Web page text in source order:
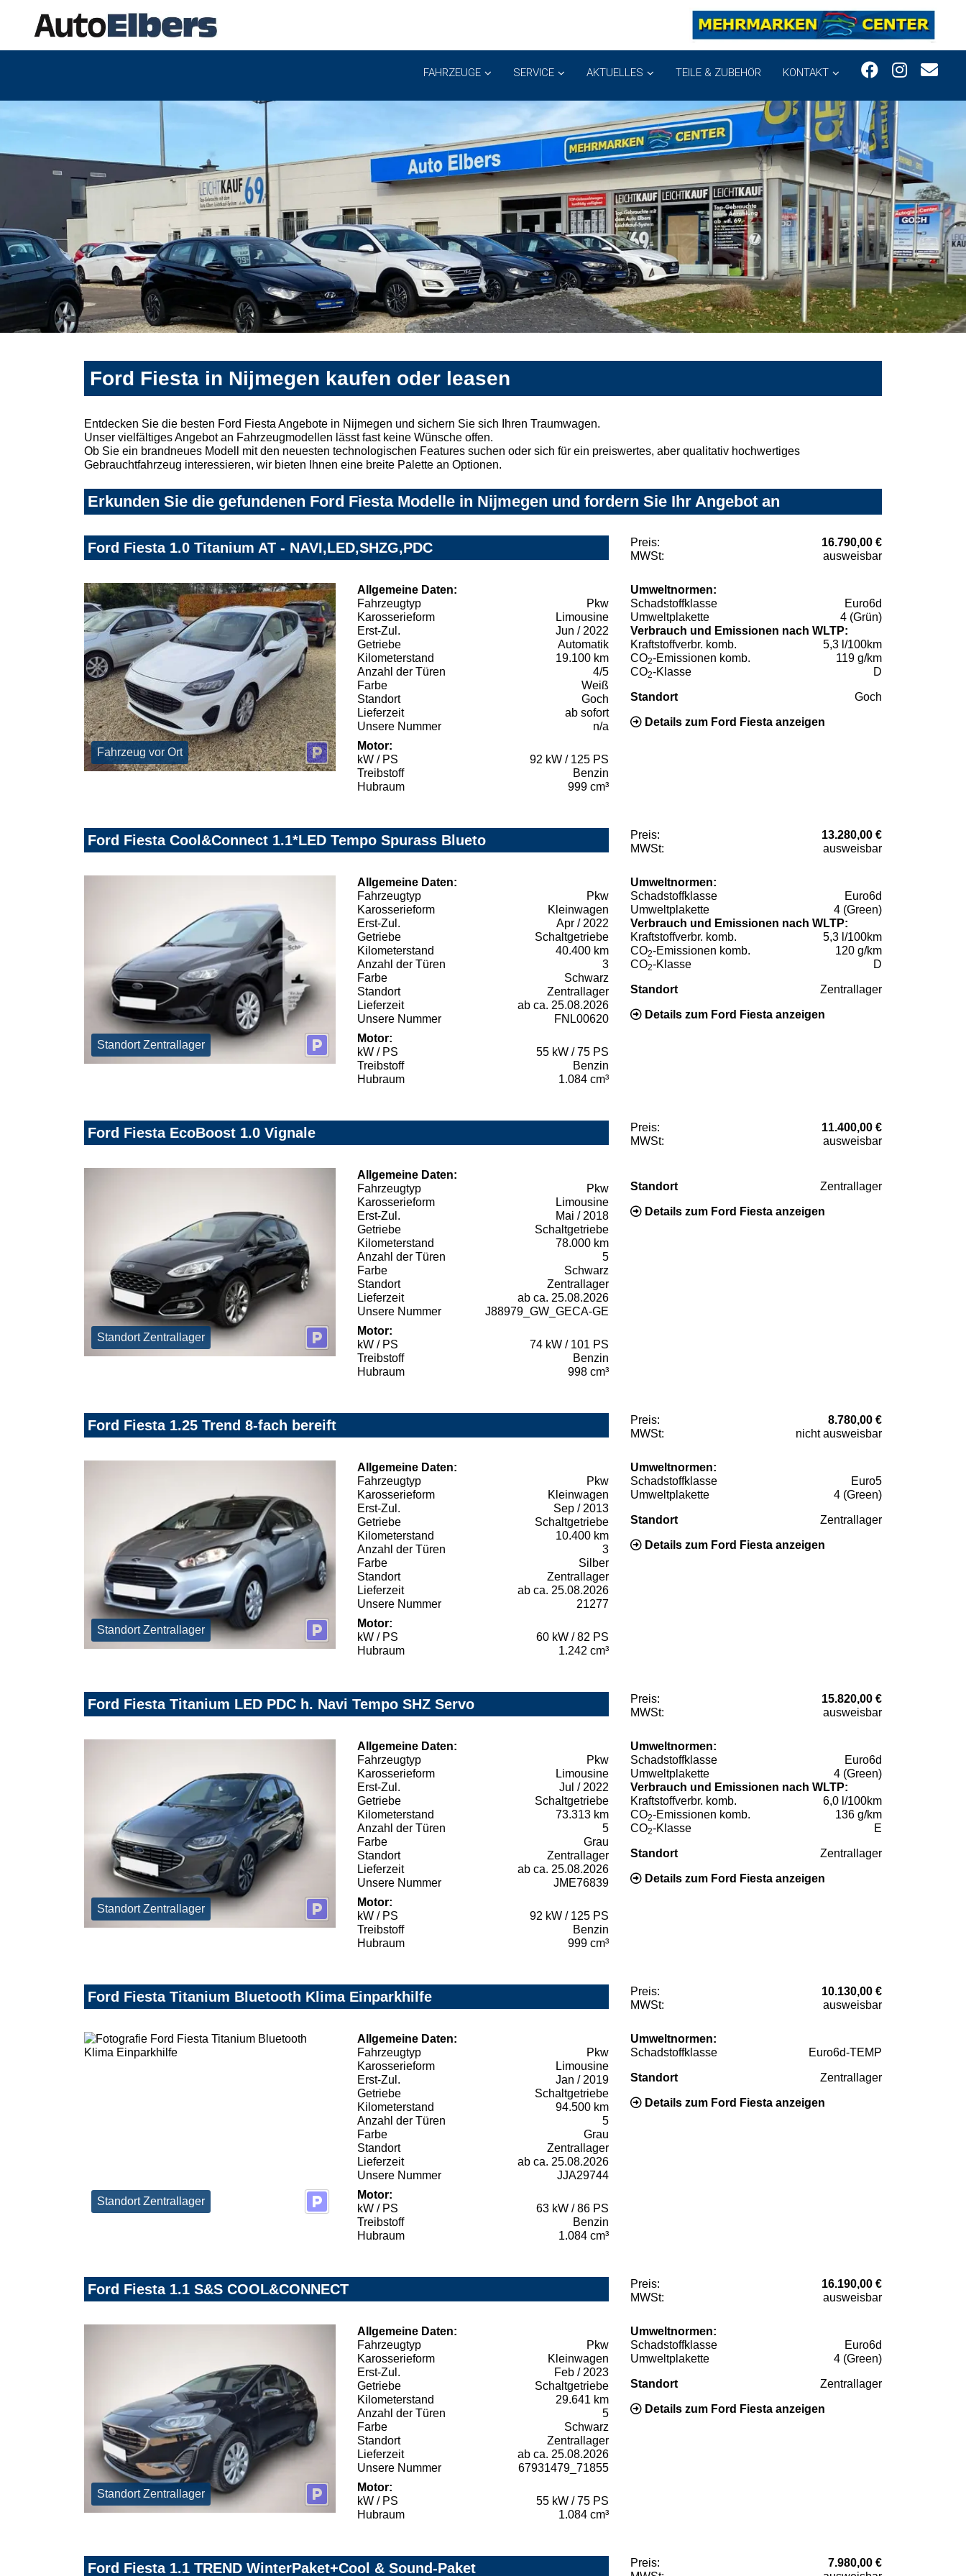
FAHRZEUGE SERVICE AKTUELLES TEILE & ZUBEHÖR KONTAKT
Ford Fiesta in Nijmegen kaufen oder leasen
Entdecken Sie die besten Ford Fiesta Angebote in Nijmegen und sichern Sie sich Ihren Traumwagen.
Unser vielfältiges Angebot an Fahrzeugmodellen lässt fast keine Wünsche offen.
Ob Sie ein brandneues Modell mit den neuesten technologischen Features suchen oder sich für ein preiswertes, aber qualitativ hochwertiges
Gebrauchtfahrzeug interessieren, wir bieten Ihnen eine breite Palette an Optionen.
Erkunden Sie die gefundenen Ford Fiesta Modelle in Nijmegen und fordern Sie Ihr Angebot an
Ford Fiesta 1.0 Titanium AT - NAVI,LED,SHZG,PDC Preis:
16.790,00 €
MWSt:
ausweisbar
Fahrzeug vor Ort
Allgemeine Daten:
Fahrzeugtyp
Pkw
Karosserieform
Limousine
Erst-Zul.
Jun / 2022
Getriebe
Automatik
Kilometerstand
19.100 km
Anzahl der Türen
4/5
Farbe
Weiß
Standort
Goch
Lieferzeit
ab sofort
Unsere Nummer
n/a
Motor:
kW / PS
92 kW / 125 PS
Treibstoff
Benzin
Hubraum
999 cm³
Umweltnormen:
Schadstoffklasse
Euro6d
Umweltplakette
4 (Grün)
Verbrauch und Emissionen nach WLTP:
Kraftstoffverbr. komb.
5,3 l/100km
CO2-Emissionen komb.
119 g/km
CO2-Klasse D
Standort Goch
Details zum Ford Fiesta anzeigen
Ford Fiesta Cool&Connect 1.1*LED Tempo Spurass Blueto Preis:
13.280,00 €
MWSt:
ausweisbar
Standort Zentrallager
Allgemeine Daten:
Fahrzeugtyp
Pkw
Karosserieform
Kleinwagen
Erst-Zul.
Apr / 2022
Getriebe
Schaltgetriebe
Kilometerstand
40.400 km
Anzahl der Türen
3
Farbe
Schwarz
Standort
Zentrallager
Lieferzeit
ab ca. 25.08.2026
Unsere Nummer
FNL00620
Motor:
kW / PS
55 kW / 75 PS
Treibstoff
Benzin
Hubraum
1.084 cm³
Umweltnormen:
Schadstoffklasse
Euro6d
Umweltplakette
4 (Green)
Verbrauch und Emissionen nach WLTP:
Kraftstoffverbr. komb.
5,3 l/100km
CO2-Emissionen komb.
120 g/km
CO2-Klasse D
Standort Zentrallager
Details zum Ford Fiesta anzeigen
Ford Fiesta EcoBoost 1.0 Vignale Preis:
11.400,00 €
MWSt:
ausweisbar
Standort Zentrallager
Allgemeine Daten:
Fahrzeugtyp
Pkw
Karosserieform
Limousine
Erst-Zul.
Mai / 2018
Getriebe
Schaltgetriebe
Kilometerstand
78.000 km
Anzahl der Türen
5
Farbe
Schwarz
Standort
Zentrallager
Lieferzeit
ab ca. 25.08.2026
Unsere Nummer
J88979_GW_GECA-GE
Motor:
kW / PS
74 kW / 101 PS
Treibstoff
Benzin
Hubraum
998 cm³
Standort Zentrallager
Details zum Ford Fiesta anzeigen
Ford Fiesta 1.25 Trend 8-fach bereift Preis:
8.780,00 €
MWSt:
nicht ausweisbar
Standort Zentrallager
Allgemeine Daten:
Fahrzeugtyp
Pkw
Karosserieform
Kleinwagen
Erst-Zul.
Sep / 2013
Getriebe
Schaltgetriebe
Kilometerstand
10.400 km
Anzahl der Türen
3
Farbe
Silber
Standort
Zentrallager
Lieferzeit
ab ca. 25.08.2026
Unsere Nummer
21277
Motor:
kW / PS
60 kW / 82 PS
Hubraum
1.242 cm³
Umweltnormen:
Schadstoffklasse
Euro5
Umweltplakette
4 (Green)
Standort Zentrallager
Details zum Ford Fiesta anzeigen
Ford Fiesta Titanium LED PDC h. Navi Tempo SHZ Servo Preis:
15.820,00 €
MWSt:
ausweisbar
Standort Zentrallager
Allgemeine Daten:
Fahrzeugtyp
Pkw
Karosserieform
Limousine
Erst-Zul.
Jul / 2022
Getriebe
Schaltgetriebe
Kilometerstand
73.313 km
Anzahl der Türen
5
Farbe
Grau
Standort
Zentrallager
Lieferzeit
ab ca. 25.08.2026
Unsere Nummer
JME76839
Motor:
kW / PS
92 kW / 125 PS
Treibstoff
Benzin
Hubraum
999 cm³
Umweltnormen:
Schadstoffklasse
Euro6d
Umweltplakette
4 (Green)
Verbrauch und Emissionen nach WLTP:
Kraftstoffverbr. komb.
6,0 l/100km
CO2-Emissionen komb.
136 g/km
CO2-Klasse E
Standort Zentrallager
Details zum Ford Fiesta anzeigen
Ford Fiesta Titanium Bluetooth Klima Einparkhilfe Preis:
10.130,00 €
MWSt:
ausweisbar
Standort Zentrallager
Allgemeine Daten:
Fahrzeugtyp
Pkw
Karosserieform
Limousine
Erst-Zul.
Jan / 2019
Getriebe
Schaltgetriebe
Kilometerstand
94.500 km
Anzahl der Türen
5
Farbe
Grau
Standort
Zentrallager
Lieferzeit
ab ca. 25.08.2026
Unsere Nummer
JJA29744
Motor:
kW / PS
63 kW / 86 PS
Treibstoff
Benzin
Hubraum
1.084 cm³
Umweltnormen:
Schadstoffklasse
Euro6d-TEMP
Standort Zentrallager
Details zum Ford Fiesta anzeigen
Ford Fiesta 1.1 S&S COOL&CONNECT Preis:
16.190,00 €
MWSt:
ausweisbar
Standort Zentrallager
Allgemeine Daten:
Fahrzeugtyp
Pkw
Karosserieform
Kleinwagen
Erst-Zul.
Feb / 2023
Getriebe
Schaltgetriebe
Kilometerstand
29.641 km
Anzahl der Türen
5
Farbe
Schwarz
Standort
Zentrallager
Lieferzeit
ab ca. 25.08.2026
Unsere Nummer
67931479_71855
Motor:
kW / PS
55 kW / 75 PS
Hubraum
1.084 cm³
Umweltnormen:
Schadstoffklasse
Euro6d
Umweltplakette
4 (Green)
Standort Zentrallager
Details zum Ford Fiesta anzeigen
Ford Fiesta 1.1 TREND WinterPaket+Cool & Sound-Paket Preis:
7.980,00 €